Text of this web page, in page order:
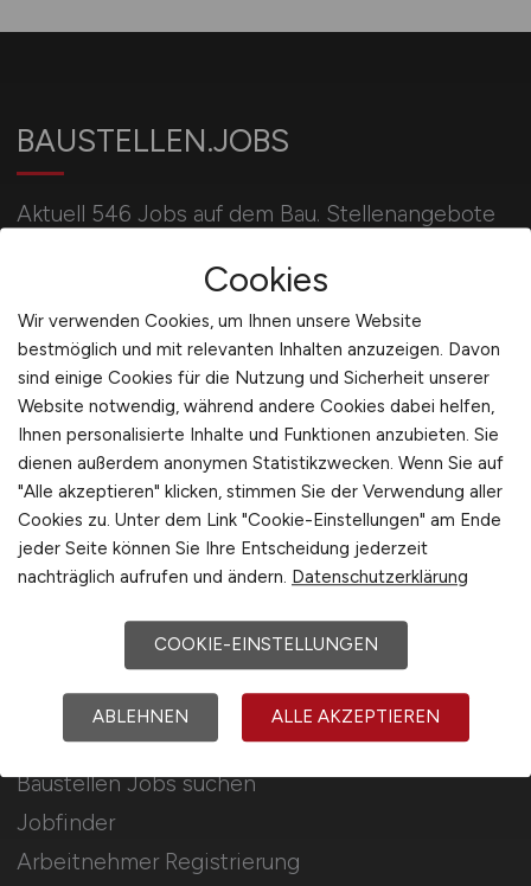
BAUSTELLEN.JOBS
Aktuell 546 Jobs auf dem Bau. Stellenangebote
Betonbauer, Kranführer und Baggerfahrer.
Für Arbeitnehmer
Baustellen Jobs suchen
Jobfinder
Arbeitnehmer Registrierung
Für Arbeitgeber
Stellenanzeigen schalten
Mediadaten & Konditionen
Arbeitgeber Seite
Arbeitgeber Kontakt
Cookies
Wir verwenden Cookies, um Ihnen unsere Website
bestmöglich und mit relevanten Inhalten anzuzeigen. Davon
sind einige Cookies für die Nutzung und Sicherheit unserer
Website notwendig, während andere Cookies dabei helfen,
Ihnen personalisierte Inhalte und Funktionen anzubieten. Sie
dienen außerdem anonymen Statistikzwecken. Wenn Sie auf
"Alle akzeptieren" klicken, stimmen Sie der Verwendung aller
Cookies zu. Unter dem Link "Cookie-Einstellungen" am Ende
jeder Seite können Sie Ihre Entscheidung jederzeit
nachträglich aufrufen und ändern. Datenschutzerklärung
COOKIE-EINSTELLUNGEN
ABLEHNEN ALLE AKZEPTIEREN